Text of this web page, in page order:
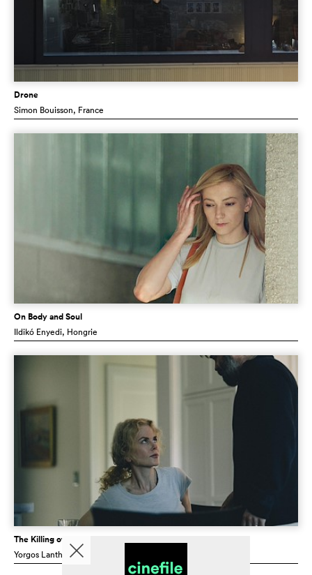
Drone
Simon Bouisson, France
On Body and Soul
Ildikó Enyedi, Hongrie
The Killing of a Sacred Deer
Yorgos Lanthimos, GB